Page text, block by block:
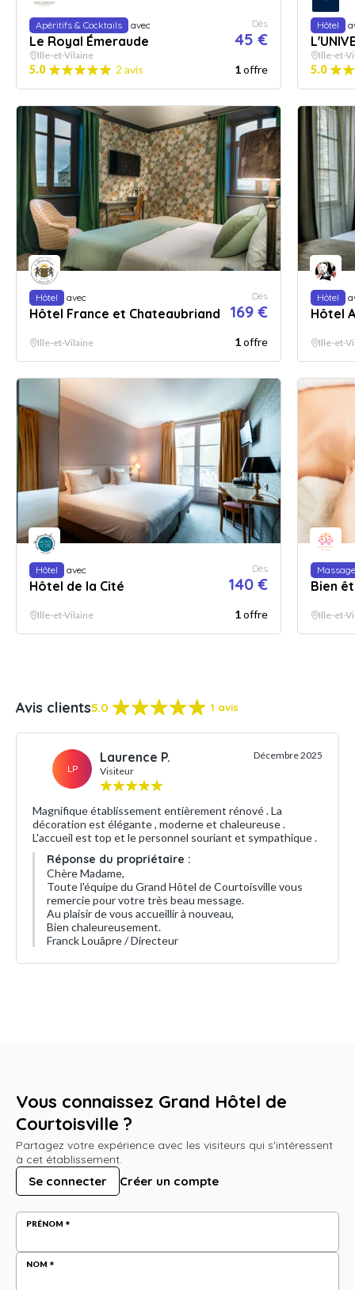
Apéritifs & Cocktails avec
Le Royal Émeraude
Dès
45 €
Ille-et-Vilaine
5.0 2 avis 1offre
Hôtel
Ille-et-
5.0
Hôtel avec
Hôtel France et Chateaubriand
Dès
169 €
Ille-et-Vilaine 1offre
Hôtel
Hôtel
Ille-et-
Hôtel avec
Hôtel de la Cité
Dès
140 €
Ille-et-Vilaine 1offre
Massage
Bien
Ille-et-
Avis clients5.0 1 avis
LP
Laurence P.
Visiteur
Décembre 2025
Magnifique établissement entièrement rénové . La
décoration est élégante , moderne et chaleureuse .
L'accueil est top et le personnel souriant et sympathique .
Réponse du propriétaire :
Chère Madame,
Toute l'équipe du Grand Hôtel de Courtoisville vous
remercie pour votre très beau message.
Au plaisir de vous accueillir à nouveau,
Bien chaleureusement.
Franck Louâpre / Directeur
Vous connaissez Grand Hôtel de
Courtoisville ?
Partagez votre expérience avec les visiteurs qui s'intéressent
à cet établissement.
Se connecter Créer un compte
PRÉNOM
NOM